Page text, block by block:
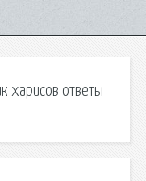
харисов ответы